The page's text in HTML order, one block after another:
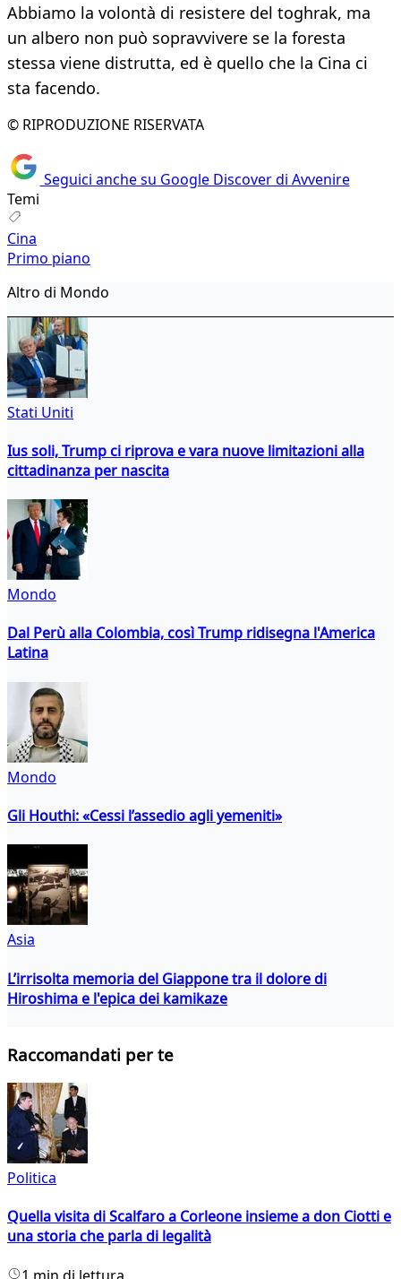
Abbiamo la volontà di resistere del toghrak, ma
un albero non può sopravvivere se la foresta
stessa viene distrutta, ed è quello che la Cina ci
sta facendo.
© RIPRODUZIONE RISERVATA
Seguici anche su Google Discover di Avvenire
Temi
Cina
Primo piano
Altro di Mondo
Stati Uniti
Ius soli, Trump ci riprova e vara nuove limitazioni alla
cittadinanza per nascita
Mondo
Dal Perù alla Colombia, così Trump ridisegna l'America
Latina
Mondo
Gli Houthi: «Cessi l’assedio agli yemeniti»
Asia
L’irrisolta memoria del Giappone tra il dolore di
Hiroshima e l'epica dei kamikaze
Raccomandati per te
Politica
Quella visita di Scalfaro a Corleone insieme a don Ciotti e
una storia che parla di legalità